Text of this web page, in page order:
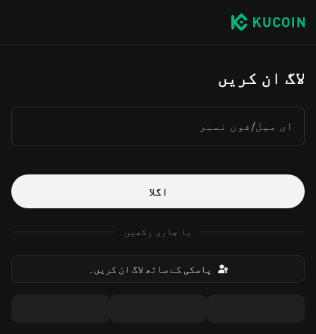
لاگ ان کریں
ای میل/فون نمبر
اگلا
یا جاری رکھیں
پاسکی کے ساتھ لاگ ان کریں۔